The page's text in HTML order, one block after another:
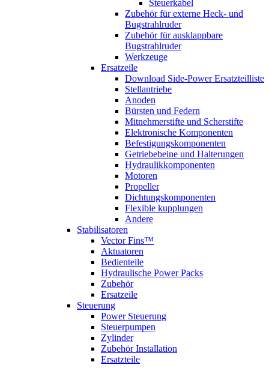
Steuerkabel
Zubehör für externe Heck- und
Bugstrahlruder
Zubehör für ausklappbare
Bugstrahlruder
Werkzeuge
Ersatzeile
Download Side-Power Ersatzteilliste
Stellantriebe
Anoden
Bürsten und Federn
Mitnehmerstifte und Scherstifte
Elektronische Komponenten
Befestigungskomponenten
Getriebebeine und Halterungen
Hydraulikkomponenten
Motoren
Propeller
Dichtungskomponenten
Flexible kupplungen
Andere
Stabilisatoren
Vector Fins™
Aktuatoren
Bedienteile
Hydraulische Power Packs
Zubehör
Ersatzeile
Steuerung
Power Steuerung
Steuerpumpen
Zylinder
Zubehör Installation
Ersatzteile